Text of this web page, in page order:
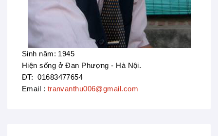
Sinh năm: 1945
Hiện sống ở Đan Phượng - Hà Nội.
ĐT: 01683477654
Email : tranvanthu006@gmail.com